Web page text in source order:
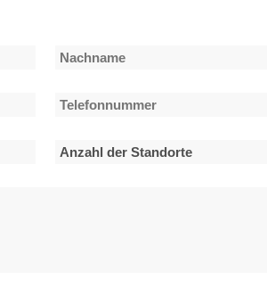
Telefonnummer
Anzahl